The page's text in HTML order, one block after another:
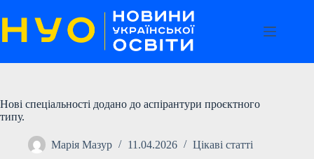
до
вмісту
Нові спеціальності додано до аспірантури проєктного
типу.
Марія Мазур 11.04.2026 Цікаві статті